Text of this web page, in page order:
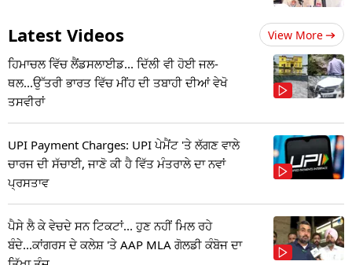
Latest Videos View More
ਹਿਮਾਚਲ ਵਿੱਚ ਲੈਂਡਸਲਾਈਡ... ਦਿੱਲੀ ਵੀ ਹੋਈ ਜਲ-
ਥਲ...ਉੱਤਰੀ ਭਾਰਤ ਵਿੱਚ ਮੀਂਹ ਦੀ ਤਬਾਹੀ ਦੀਆਂ ਵੇਖੋ
ਤਸਵੀਰਾਂ
UPI Payment Charges: UPI ਪੇਮੈਂਟ 'ਤੇ ਲੱਗਣ ਵਾਲੇ
ਚਾਰਜ ਦੀ ਸੱਚਾਈ, ਜਾਣੋ ਕੀ ਹੈ ਵਿੱਤ ਮੰਤਰਾਲੇ ਦਾ ਨਵਾਂ
ਪ੍ਰਸਤਾਵ
ਪੈਸੇ ਲੈ ਕੇ ਵੇਚਦੇ ਸਨ ਟਿਕਟਾਂ... ਹੁਣ ਨਹੀਂ ਮਿਲ ਰਹੇ
ਬੰਦੇ...ਕਾਂਗਰਸ ਦੇ ਕਲੇਸ਼ 'ਤੇ AAP MLA ਗੋਲਡੀ ਕੰਬੋਜ ਦਾ